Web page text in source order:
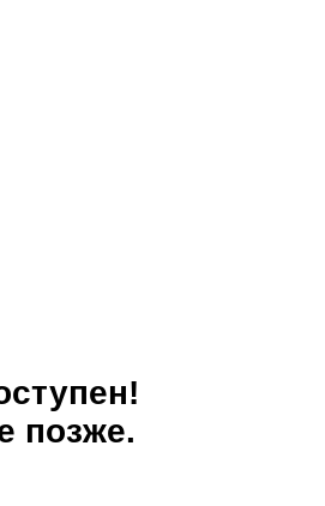
позже.